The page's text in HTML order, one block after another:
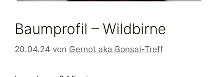
Baumprofil – Wildbirne
20.04.24 von Gernot aka Bonsai-Treff